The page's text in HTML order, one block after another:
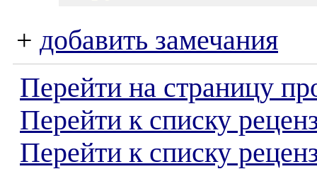
+ добавить замечания
Перейти на страницу
Перейти к списку
Перейти к списку